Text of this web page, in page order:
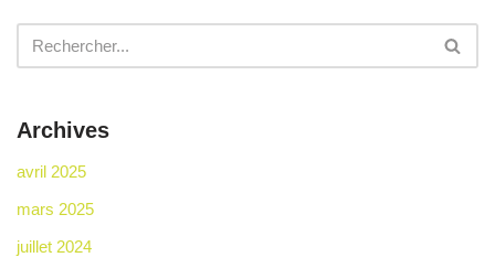
Archives
avril 2025
mars 2025
juillet 2024